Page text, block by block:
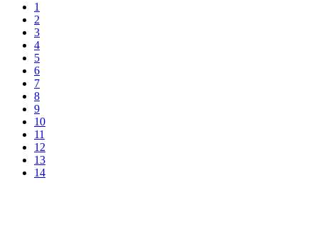
1
2
3
4
5
6
7
8
9
10
11
12
13
14